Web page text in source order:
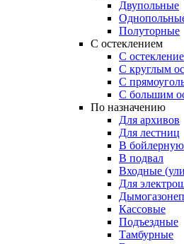
Двупольные
Полуторные
С остеклением
С
С круглым
С
С большим
По назначению
Для архивов
Для лестниц
В бойлерную
В подвал
Входные
Для
Кассовые
Подъездные
Тамбурные